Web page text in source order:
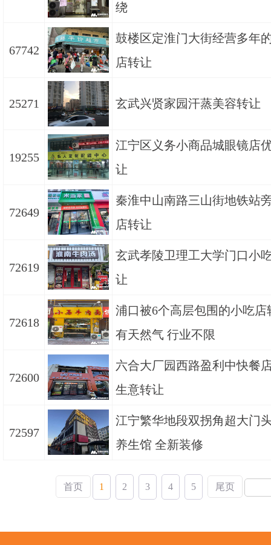
绕
67742
鼓楼区定淮门大街经营多年
店转让
25271 玄武兴贤家园汗蒸美容转让
19255
江宁区义务小商品城眼镜店
让
72649
秦淮中山南路三山街地铁站
店转让
72619
玄武孝陵卫理工大学门口小
让
72618
浦口被6个高层包围的小吃店
有天然气 行业不限
72600
六合大厂园西路盈利中快餐
生意转让
72597
江宁繁华地段双拐角超大门
养生馆 全新装修
首页 1 2 3 4 5 尾页